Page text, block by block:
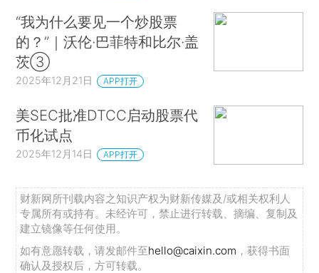
“我为什么要见一个炒股票
的？”｜沃伦·巴菲特和比尔·盖
茨③
2025年12月21日 APP打开
美SEC批准DTCC启动股票代
币化试点
2025年12月14日 APP打开
财新网所刊载内容之知识产权为财新传媒及/或相关权利人
专属所有或持有。未经许可，禁止进行转载、摘编、复制及
建立镜像等任何使用。
如有意愿转载，请发邮件至hello@caixin.com ，获得书面
确认及授权后，方可转载。